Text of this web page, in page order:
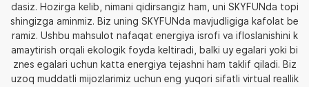
dasiz. Hozirga kelib, nimani qidirsangiz ham, uni SKYFUNda topi
shingizga aminmiz. Biz uning SKYFUNda mavjudligiga kafolat be
ramiz. Ushbu mahsulot nafaqat energiya isrofi va ifloslanishini k
amaytirish orqali ekologik foyda keltiradi, balki uy egalari yoki bi
znes egalari uchun katta energiya tejashni ham taklif qiladi. Biz
uzoq muddatli mijozlarimiz uchun eng yuqori sifatli virtual reallik